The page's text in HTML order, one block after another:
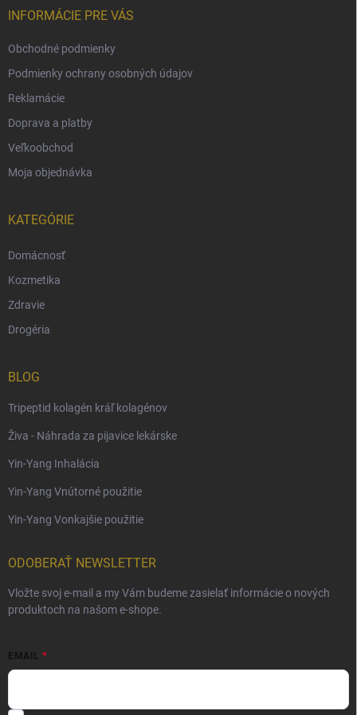
INFORMÁCIE PRE VÁS
Obchodné podmienky
Podmienky ochrany osobných údajov
Reklamácie
Doprava a platby
Veľkoobchod
Moja objednávka
KATEGÓRIE
Domácnosť
Kozmetika
Zdravie
Drogéria
BLOG
Tripeptid kolagén kráľ kolagénov
Živa - Náhrada za pijavice lekárske
Yin-Yang Inhalácia
Yin-Yang Vnútorné použitie
Yin-Yang Vonkajšie použitie
ODOBERAŤ NEWSLETTER
Vložte svoj e-mail a my Vám budeme zasielať informácie o nových
produktoch na našom e-shope.
EMAIL